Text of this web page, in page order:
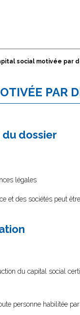
social motivée par
PAR
dossier
légales
et des sociétés peut
du capital social
personne habilitée par